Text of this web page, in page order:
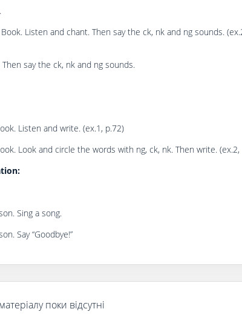
Book. Listen and chant. Then say the ck, nk and ng sounds.
say the ck, nk and ng sounds.
Listen and write. (ex.1, p.72)
Look and circle the words with ng, ck, nk. Then write. (ex.2,
Sing a song.
Say “Goodbye!”
поки відсутні